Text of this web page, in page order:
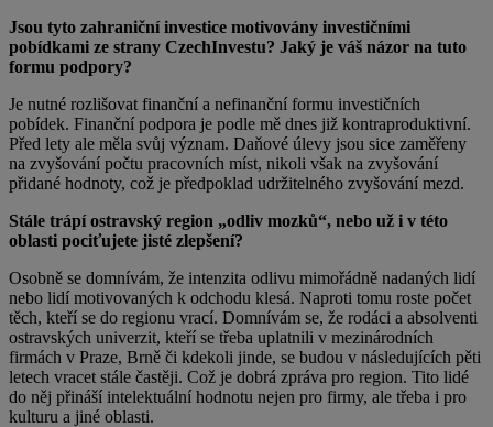
Jsou tyto zahraniční investice motivovány investičními
pobídkami ze strany CzechInvestu? Jaký je váš názor na tuto
formu podpory?
Je nutné rozlišovat finanční a nefinanční formu investičních
pobídek. Finanční podpora je podle mě dnes již kontraproduktivní.
Před lety ale měla svůj význam. Daňové úlevy jsou sice zaměřeny
na zvyšování počtu pracovních míst, nikoli však na zvyšování
přidané hodnoty, což je předpoklad udržitelného zvyšování mezd.
Stále trápí ostravský region „odliv mozků“, nebo už i v této
oblasti pociťujete jisté zlepšení?
Osobně se domnívám, že intenzita odlivu mimořádně nadaných lidí
nebo lidí motivovaných k odchodu klesá. Naproti tomu roste počet
těch, kteří se do regionu vrací. Domnívám se, že rodáci a absolventi
ostravských univerzit, kteří se třeba uplatnili v mezinárodních
firmách v Praze, Brně či kdekoli jinde, se budou v následujících pěti
letech vracet stále častěji. Což je dobrá zpráva pro region. Tito lidé
do něj přináší intelektuální hodnotu nejen pro firmy, ale třeba i pro
kulturu a jiné oblasti.